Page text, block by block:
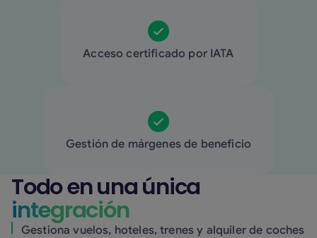
Acceso certificado por IATA
Gestión de márgenes de beneficio
Todo en una única
integración
Gestiona vuelos, hoteles, trenes y alquiler de coches